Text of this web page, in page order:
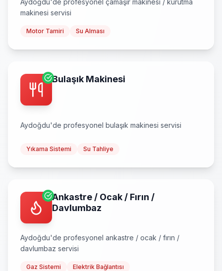
Aydoğdu'de profesyonel çamaşır makinesi / kurutma
makinesi servisi
Motor Tamiri Su Alması
Bulaşık Makinesi
Aydoğdu'de profesyonel bulaşık makinesi servisi
Yıkama Sistemi Su Tahliye
Ankastre / Ocak / Fırın /
Davlumbaz
Aydoğdu'de profesyonel ankastre / ocak / fırın /
davlumbaz servisi
Gaz Sistemi Elektrik Bağlantısı